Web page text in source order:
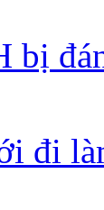
bị
đi